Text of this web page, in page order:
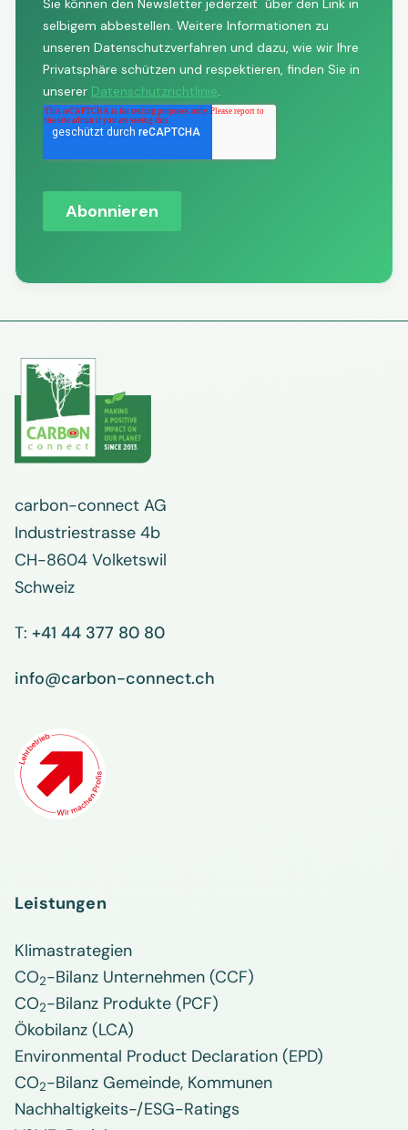
carbon-connect AG
Industriestrasse 4b
CH-8604 Volketswil
Schweiz
T: +41 44 377 80 80
info@carbon-connect.ch
Leistungen
Klimastrategien
CO2-Bilanz Unternehmen (CCF)
CO2-Bilanz Produkte (PCF)
Ökobilanz (LCA)
Environmental Product Declaration (EPD)
CO2-Bilanz Gemeinde, Kommunen
Nachhaltigkeits-/ESG-Ratings